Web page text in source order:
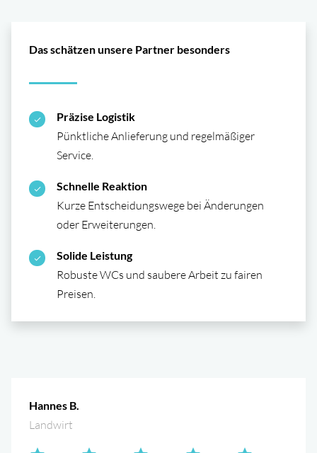
Das schätzen unsere Partner besonders
Präzise Logistik
Pünktliche Anlieferung und regelmäßiger
Service.
Schnelle Reaktion
Kurze Entscheidungswege bei Änderungen
oder Erweiterungen.
Solide Leistung
Robuste WCs und saubere Arbeit zu fairen
Preisen.
Hannes B.
Landwirt